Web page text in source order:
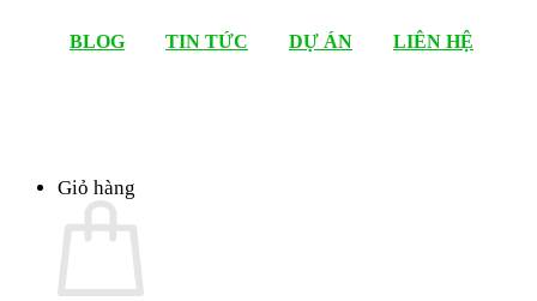
BLOG TIN TỨC DỰ ÁN LIÊN HỆ
Giỏ hàng